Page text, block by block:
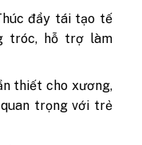
đẩy tái tạo tế
tróc, hỗ trợ làm
thiết cho xương,
trọng với trẻ